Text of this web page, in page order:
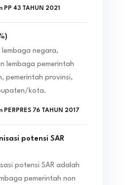
PP 43 TAHUN 2021
negara,
lembaga pemerintah
pemerintah provinsi,
kota.
PERPRES 76 TAHUN 2017
potensi SAR
potensi SAR adalah
pemerintah non